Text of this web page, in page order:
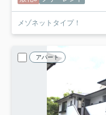
メゾネットタイプ！
アパート